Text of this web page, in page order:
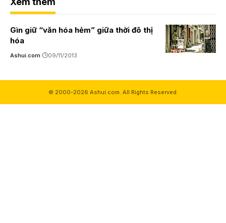
Gìn giữ “văn hóa hẻm” giữa thời đô thị
hóa
Ashui.com 09/11/2013
© 2000-2026 Ashui.com. All Rights Reserved.